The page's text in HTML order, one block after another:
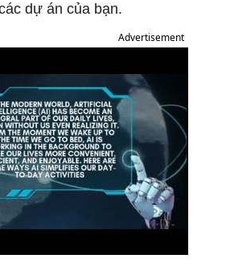
dự án của bạn.
Advertisement